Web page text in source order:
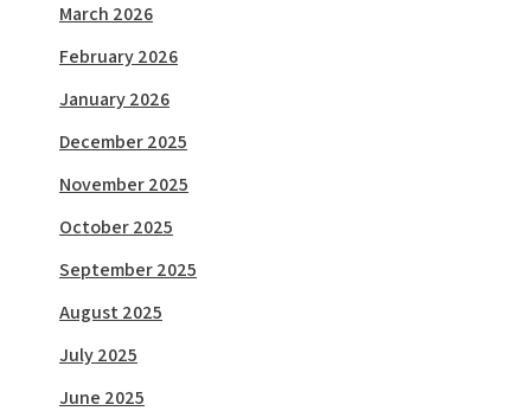
March 2026
February 2026
January 2026
December 2025
November 2025
October 2025
September 2025
August 2025
July 2025
June 2025